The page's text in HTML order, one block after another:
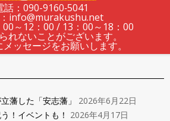
話：090-9160‐5041
info@murakushu.net
～12：00 / 13：00～18：00
れないことがございます。
ッセージをお願いします。
藩した「安志藩」
2026年6月22日
！イベントも！ 2026年4月17日